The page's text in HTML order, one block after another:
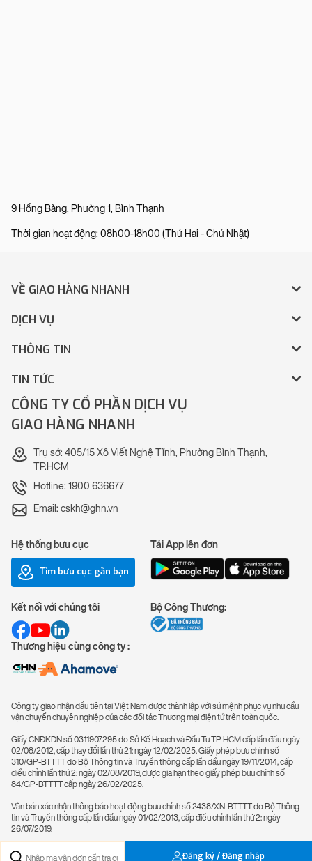
9 Hồng Bàng, Phường 1, Bình Thạnh
Thời gian hoạt động: 08h00-18h00 (Thứ Hai - Chủ Nhật)
VỀ GIAO HÀNG NHANH
DỊCH VỤ
THÔNG TIN
TIN TỨC
CÔNG TY CỔ PHẦN DỊCH VỤ
GIAO HÀNG NHANH
Trụ sở: 405/15 Xô Viết Nghệ Tĩnh, Phường Bình Thạnh,
TP.HCM
Hotline: 1900 636677
Email: cskh@ghn.vn
Hệ thống bưu cục
Tìm bưu cục gần bạn
Tải App lên đơn
Kết nối với chúng tôi
Thương hiệu cùng công ty :
Bộ Công Thương:
Công ty giao nhận đầu tiên tại Việt Nam được thành lập với sứ mệnh phục vụ nhu cầu
vận chuyển chuyên nghiệp của các đối tác Thương mại điện tử trên toàn quốc.
Giấy CNĐKDN số 0311907295 do Sở Kế Hoạch và Đầu Tư TP HCM cấp lần đầu ngày
02/08/2012, cấp thay đổi lần thứ 21: ngày 12/02/2025. Giấy phép bưu chính số
310/GP-BTTTT do Bộ Thông tin và Truyền thông cấp lần đầu ngày 19/11/2014, cấp
điều chỉnh lần thứ 2: ngày 02/08/2019, được gia hạn theo giấy phép bưu chính số
84/GP-BTTTT cấp ngày 26/02/2025.
Văn bản xác nhận thông báo hoạt động bưu chính số 2438/XN-BTTTT do Bộ Thông
tin và Truyền thông cấp lần đầu ngày 01/02/2013, cấp điều chỉnh lần thứ 2: ngày
26/07/2019.
Đăng ký / Đăng nhập